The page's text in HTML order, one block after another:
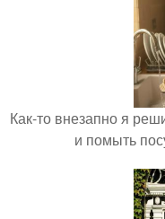
Как-то внезапно я
и помыть